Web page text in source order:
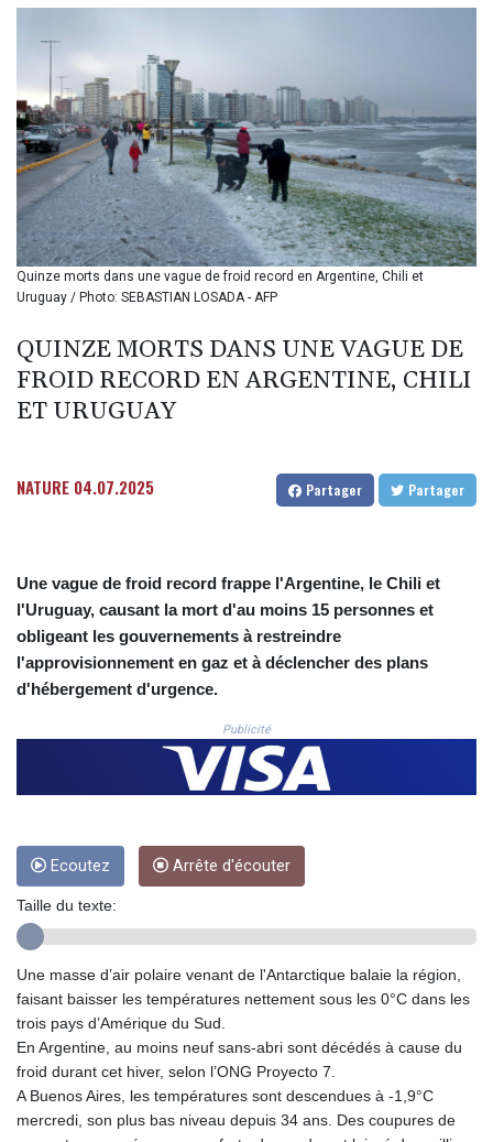
BIF 3451.157116
BRL 5.876989
BSD 1.152686
BTN 109.688637
BWP 15.558807
BYN 3.432357
BYR
22660.258427
BZD 2.318271
2615.761404
CHF 0.93588
CLF 0.026829
CNH 7.796152
CUP 30.637594
CVE 110.26363
DJF 205.267449
DZD 152.967099
GGP 0.857252
GIP 0.857252
GMD 84.980421
10123.874202
GYD 241.157003
HKD 9.067746
Quinze morts dans une vague de froid record en Argentine, Chili et
Uruguay / Photo: SEBASTIAN LOSADA - AFP
QUINZE MORTS DANS UNE VAGUE DE
FROID RECORD EN ARGENTINE, CHILI
ET URUGUAY
NATURE 04.07.2025 Partager Partager
Une vague de froid record frappe l'Argentine, le Chili et
l'Uruguay, causant la mort d'au moins 15 personnes et
obligeant les gouvernements à restreindre
l'approvisionnement en gaz et à déclencher des plans
d'hébergement d'urgence.
Publicité
Ecoutez Arrête d'écouter
Taille du texte:
Une masse d’air polaire venant de l'Antarctique balaie la région,
faisant baisser les températures nettement sous les 0°C dans les
trois pays d’Amérique du Sud.
En Argentine, au moins neuf sans-abri sont décédés à cause du
froid durant cet hiver, selon l’ONG Proyecto 7.
A Buenos Aires, les températures sont descendues à -1,9°C
mercredi, son plus bas niveau depuis 34 ans. Des coupures de